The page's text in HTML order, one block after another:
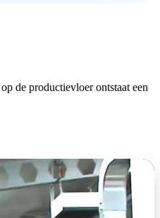
de productievloer ontstaat een